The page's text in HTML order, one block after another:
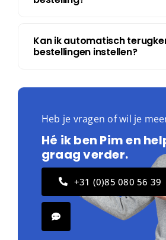
Kan ik automatisch
bestellingen instellen?
Heb je vragen of wil je
Hé ik ben Pim en
graag verder.
+31 (0)85 080 56 39